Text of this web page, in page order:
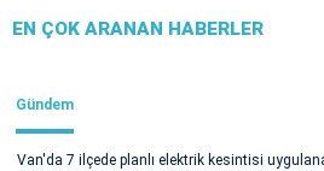
EN ÇOK ARANAN HABERLER
Gündem
Van'da 7 ilçede planlı elektrik kesintisi